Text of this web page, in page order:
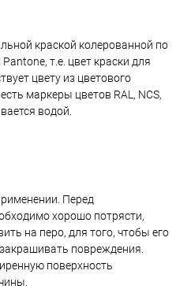
краской колерованной по
т.е. цвет краски для
цвету из цветового
маркеры цветов RAL, NCS,
водой.
Перед
хорошо потрясти,
на перо, для того, чтобы его
повреждения.
поверхность